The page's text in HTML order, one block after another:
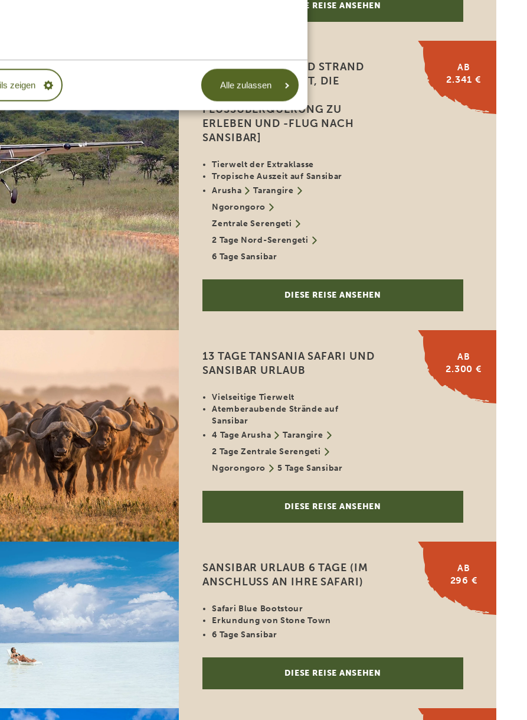
zeigen Alle zulassen
DIESE REISE ANSEHEN
AB
2.341 €
12 TAGE SAFARI UND STRAND
[IHRE GELEGENHEIT, DIE
BERÜHMTE MARA-
FLUSSÜBERQUERUNG ZU
ERLEBEN UND -FLUG NACH
SANSIBAR]
Tierwelt der Extraklasse
Tropische Auszeit auf Sansibar
Arusha
Tarangire
Ngorongoro
Zentrale Serengeti
2 Tage Nord-Serengeti
6 Tage Sansibar
DIESE REISE ANSEHEN
AB
2.300 €
13 TAGE TANSANIA SAFARI UND
SANSIBAR URLAUB
Vielseitige Tierwelt
Atemberaubende Strände auf
Sansibar
4 Tage Arusha
Tarangire
2 Tage Zentrale Serengeti
Ngorongoro
5 Tage Sansibar
DIESE REISE ANSEHEN
AB
296 €
SANSIBAR URLAUB 6 TAGE (IM
ANSCHLUSS AN IHRE SAFARI)
Safari Blue Bootstour
Erkundung von Stone Town
6 Tage Sansibar
DIESE REISE ANSEHEN